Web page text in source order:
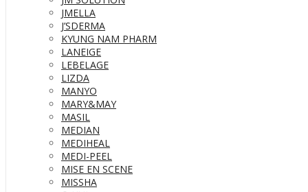
JMELLA
J’SDERMA
KYUNG NAM PHARM
LANEIGE
LEBELAGE
LIZDA
MANYO
MARY&MAY
MASIL
MEDIAN
MEDIHEAL
MEDI-PEEL
MISE EN SCENE
MISSHA